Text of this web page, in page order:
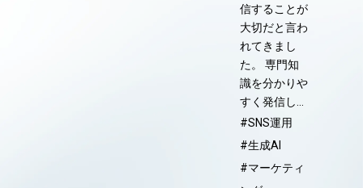
信することが
大切だと言わ
れてきまし
た。 専門知
識を分かりや
すく発信し…
#SNS運用
#生成AI
#マーケティ